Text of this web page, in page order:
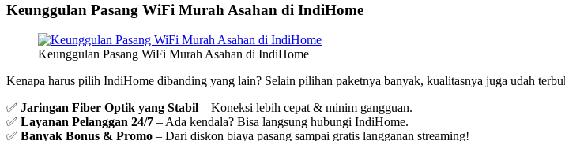
Keunggulan Pasang WiFi Murah Asahan di IndiHome
Keunggulan Pasang WiFi Murah Asahan di IndiHome
Kenapa harus pilih IndiHome dibanding yang lain? Selain pilihan paketnya banyak, kualitasnya juga udah
✅ Jaringan Fiber Optik yang Stabil – Koneksi lebih cepat & minim gangguan.
✅ Layanan Pelanggan 24/7 – Ada kendala? Bisa langsung hubungi IndiHome.
✅ Banyak Bonus & Promo – Dari diskon biaya pasang sampai gratis langganan streaming!